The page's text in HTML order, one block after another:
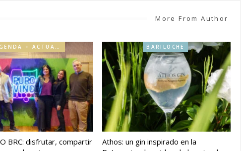
More From Author
BRC: disfrutar, compartir
BARILOCHE
Athos: un gin inspirado en la